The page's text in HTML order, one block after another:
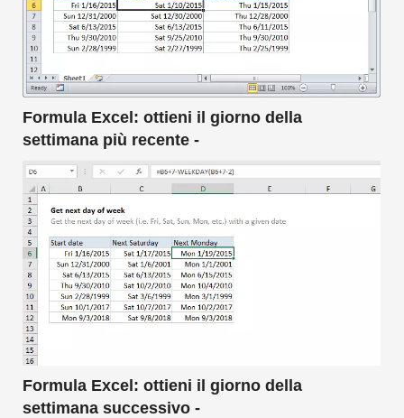
Formula Excel: ottieni il giorno della
settimana più recente -
Formula Excel: ottieni il giorno della
settimana successivo -